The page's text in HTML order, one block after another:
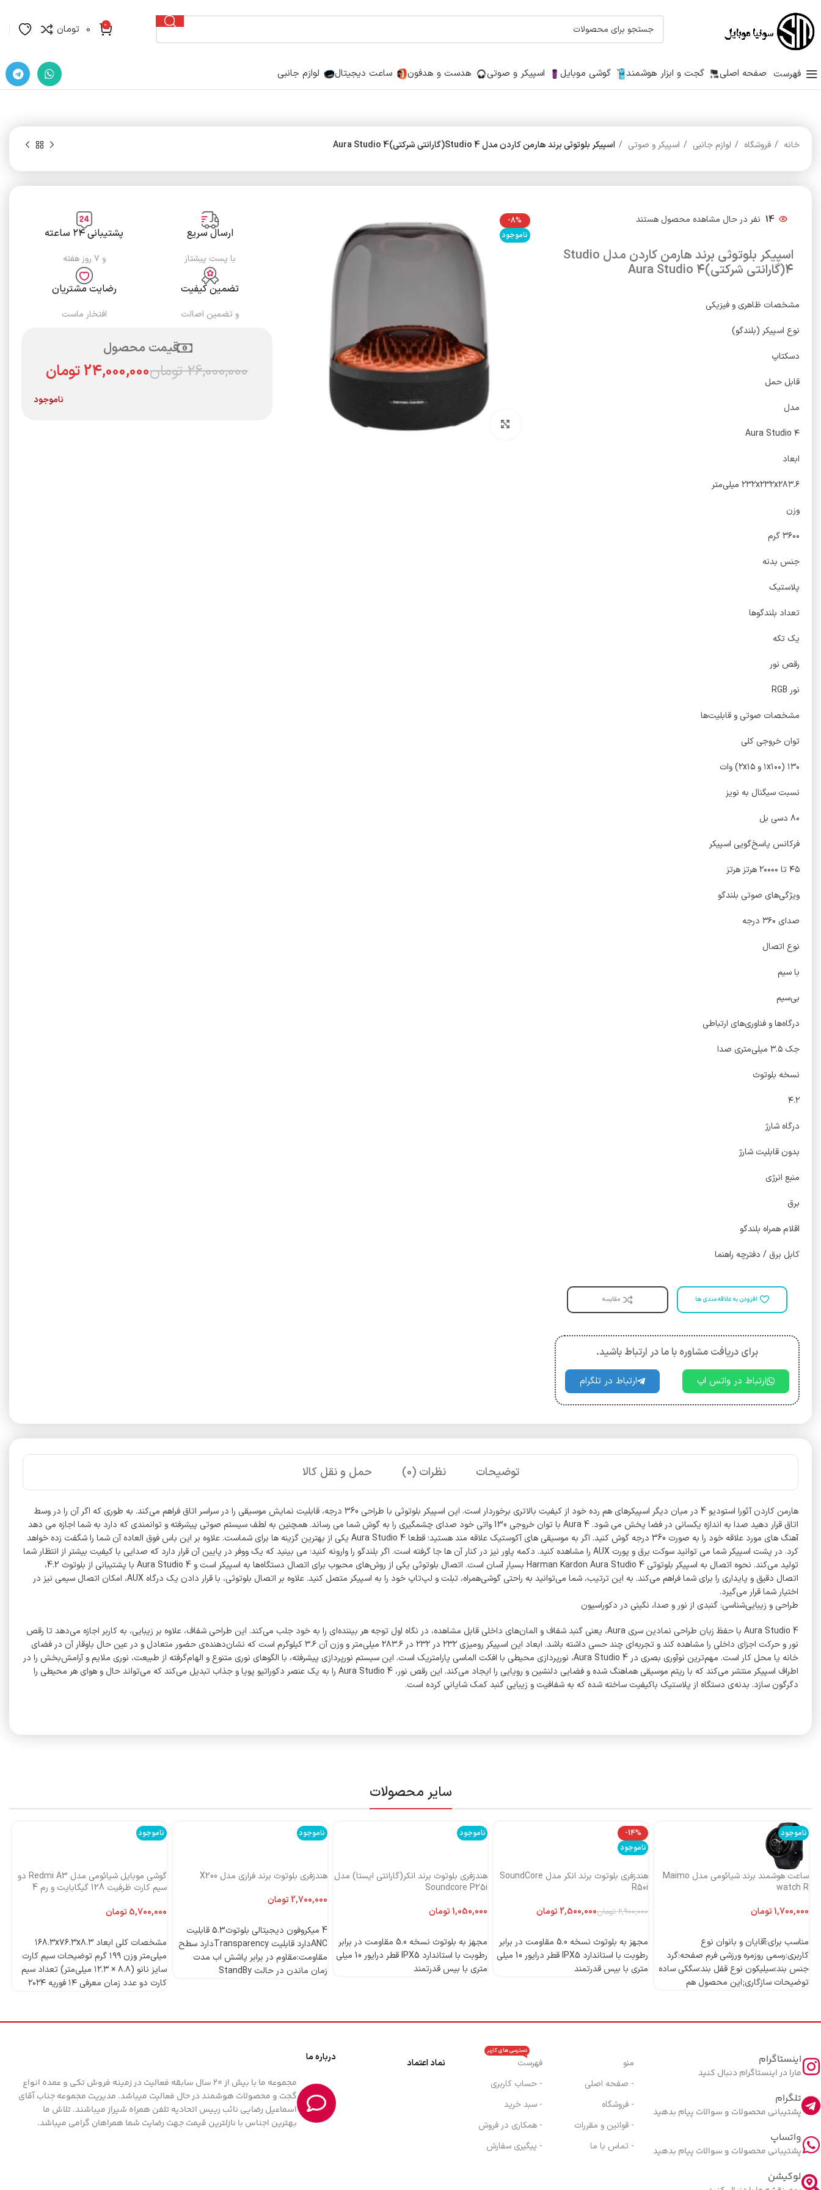
0
0 تومان
فهرست صفحه اصلی گجت و ابزار هوشمند گوشی موبایل اسپیکر و صوتی هدست و هدفون ساعت دیجیتال لوازم جانبی
خانه فروشگاه لوازم جانبی اسپیکر و صوتی اسپیکر بلوتوثی برند هارمن کاردن مدل Studio 4(گارانتی شرکتی)Aura Studio 4
14 نفر در حال مشاهده محصول هستند
اسپیکر بلوتوثی برند هارمن کاردن مدل Studio
4(گارانتی شرکتی)Aura Studio 4
مشخصات ظاهری و فیزیکی
نوع اسپیکر (بلندگو)
دسکتاپ
قابل حمل
مدل
Aura Studio ۴
ابعاد
۲۳۲x۲۳۲x۲۸۳.۶ میلی‌متر
وزن
۳۶۰۰ گرم
جنس بدنه
پلاستیک
تعداد بلندگوها
یک تکه
رقص نور
نور RGB
مشخصات صوتی و قابلیت‌ها
توان خروجی کلی
۱۳۰ (۱x۱۰۰ و ۲x۱۵) وات
نسبت سیگنال به نویز
۸۰ دسی بل
فرکانس پاسخ‌گویی اسپیکر
۴۵ تا ۲۰۰۰۰ هرتز هرتز
ویژگی‌های صوتی بلندگو
صدای ۳۶۰ درجه
نوع اتصال
با سیم
بی‌سیم
درگاه‌ها و فناوری‌های ارتباطی
جک ۳.۵ میلی‌متری صدا
نسخه‌ بلوتوث
۴.۲
درگاه شارژ
بدون قابلیت شارژ
منبع انرژی
برق
اقلام همراه بلندگو
کابل برق / دفترچه راهنما
افزودن به علاقه مندی ها مقایسه
برای دریافت مشاوره با ما در ارتباط باشید.
ارتباط در واتس اپ ارتباط در تلگرام
-8%
ناموجود
برای بزرگنمایی کلیک کنید
ارسال سریع
با پست پیشتاز
پشتیبانی ۲۴ ساعته
و ۷ روز هفته
تضمین کیفیت
و تضمین اصالت
رضایت مشتریان
افتخار ماست
قیمت محصول
26,000,000تومان24,000,000تومان
ناموجود
توضیحات نظرات (0) حمل و نقل کالا
هارمن کاردن آئورا استودیو 4 در میان دیگر اسپیکرهای هم رده خود از کیفیت بالاتری برخوردار است. این اسپیکر بلوتوثی با طراحی 360 درجه، قابلیت نمایش موسیقی را در سراسر اتاق فراهم می‌کند. به طوری که اگر آن را در وسط
اتاق قرار دهید صدا به اندازه یکسانی در فضا پخش می شود. Aura 4 با توان خروجی 130 واتی خود صدای چشمگیری را به گوش شما می رساند. همچنین به لطف سیستم صوتی پیشرفته و توانمندی که دارد به شما اجازه می دهد
آهنگ های مورد علاقه خود را به صورت 360 درجه گوش کنید. اگر به موسیقی های آکوستیک علاقه مند هستید؛ قطعا Aura Studio 4 یکی از بهترین گزینه ها برای شماست. علاوه بر این باس فوق العاده آن شما را شگفت زده خواهد
کرد. در پشت اسپیکر شما می توانید سوکت برق و پورت AUX را مشاهده کنید. دکمه پاور نیز در کنار آن ها جا گرفته است. اگر بلندگو را وارونه کنید؛ می بینید که یک ووفر در پایین آن قرار دارد که صدایی با کیفیت بیشتر از انتظار شما
تولید می‌کند. نحوه اتصال به اسپیکر بلوتوثی Harman Kardon Aura Studio 4 بسیار آسان است. اتصال بلوتوثی یکی از روش‌های محبوب برای اتصال دستگاه‌ها به اسپیکر است و Aura Studio 4 با پشتیبانی از بلوتوث 4.2،
اتصال دقیق و پایداری را برای شما فراهم می‌کند. به این ترتیب، شما می‌توانید به راحتی گوشی‌همراه، تبلت و لپ‌تاپ خود را به اسپیکر متصل کنید. علاوه بر اتصال بلوتوثی، با قرار دادن یک درگاه AUX، امکان اتصال سیمی نیز در
اختیار شما قرار می‌گیرد.
طراحی و زیبایی‌شناسی: گنبدی از نور و صدا، نگینی در دکوراسیون
Aura Studio 4 با حفظ زبان طراحی نمادین سری Aura، یعنی گنبد شفاف و المان‌های داخلی قابل مشاهده، در نگاه اول توجه هر بیننده‌ای را به خود جلب می‌کند. این طراحی شفاف، علاوه بر زیبایی، به کاربر اجازه می‌دهد تا رقص
نور و حرکت اجزای داخلی را مشاهده کند و تجربه‌ای چند حسی داشته باشد. ابعاد این اسپیکر رومیزی ۲۳۲ در ۲۳۲ در ۲۸۳.۶ میلی‌متر و وزن آن ۳.۶ کیلوگرم است که نشان‌دهنده‌ی حضور متعادل و در عین حال باوقار آن در فضای
خانه یا محل کار است. مهم‌ترین نوآوری بصری در Aura Studio 4، نورپردازی محیطی با افکت الماسی پارامتریک است. این سیستم نورپردازی پیشرفته، با الگوهای نوری متنوع و الهام‌گرفته از طبیعت، نوری ملایم و آرامش‌بخش را در
اطراف اسپیکر منتشر می‌کند که با ریتم موسیقی هماهنگ شده و فضایی دلنشین و رویایی را ایجاد می‌کند. این رقص نور، Aura Studio 4 را به یک عنصر دکوراتیو پویا و جذاب تبدیل می‌کند که می‌تواند حال و هوای هر محیطی را
دگرگون سازد. بدنه‌ی دستگاه از پلاستیک باکیفیت ساخته شده که به شفافیت و زیبایی گنبد کمک شایانی کرده است.
سایر محصولات
ناموجود
ساعت هوشمند برند شیائومی مدل Maimo
watch R
تومان
مناسب برای:آقایان و بانوان نوع
کاربری:رسمی روزمره ورزشی فرم صفحه:گرد
جنس بند:سیلیکون نوع قفل بند:سگکی ساده
توضیحات سازگاری;این محصول هم
-14%
ناموجود
هندزفری بلوتوث برند انکر مدل SoundCore
R50i
2,900,000 تومان2,500,000تومان
مجهز به بلوتوث نسخه 5.0 مقاومت در برابر
رطوبت با استاندارد IPX5 قطر درایور 10 میلی
متری با بیس قدرتمند
ناموجود
هندزفری بلوتوث برند انکر(گارانتی ایستا) مدل
Soundcore P25i
تومان
مجهز به بلوتوث نسخه 5.0 مقاومت در برابر
رطوبت با استاندارد IPX5 قطر درایور 10 میلی
متری با بیس قدرتمند
ناموجود
هندزفری بلوتوث برند فراری مدل X200
تومان
4 میکروفون دیجیتالی بلوتوث5.3 قابلیت
ANCدارد قابلیت Transparencyدارد سطح
مقاومت:مقاوم در برابر پاشش اب مدت
زمان ماندن در حالت StandBy
ناموجود
گوشی موبایل شیائومی مدل Redmi A3 دو
سیم کارت ظرفیت 128 گیگابایت و رم 4
تومان
مشخصات کلی ابعاد ۱۶۸.۳x۷۶.۳x۸.۳
میلی‌متر وزن ۱۹۹ گرم توضیحات سیم کارت
سایز نانو (۸.۸ × ۱۲.۳ میلی‌متر) تعداد سیم
کارت دو عدد زمان معرفی ۱۴ فوریه ۲۰۲۴
nm) پردازنده‌ مرکزی Octa-core (۴x۲.۲
GE۸۳۲۰ حافظه حافظه داخلی ۱۲۸ گیگابایت
مقدار RAM ۴ گیگابایت پشتیبانی از کارت
حافظه microSD استاندارد کارت حافظه
microSDXC توضیحات کارت حافظه جانبی
دارای اسلات مجزا صفحه نمایش فناوری
اینستاگرام
مارا در اینستاگرام دنبال کنید
تلگرام
پشتیبانی محصولات و سوالات پیام بدهید
واتساپ
پشتیبانی محصولات و سوالات پیام بدهید
لوکیشن
منو
- صفحه اصلی
- فروشگاه
- قوانین و مقررات
- تماس با ما
فهرست
دسترسی های کاربر
- حساب کاربری
- سبد خرید
- همکاری در فروش
- پیگیری سفارش
نماد اعتماد درباره ما
مجموعه ما با بیش از 20 سال سابقه فعالیت در زمینه فروش تکی و عمده انواع
گجت و محصولات هوشمند در حال فعالیت میباشد. مدیریت مجموعه جناب آقای
اسماعیل رضایی نائب رییس اتحادیه تلفن همراه شیراز میباشند. تلاش ما
بهترین اجناس با نازلترین قیمت جهت رضایت شما همراهان گرامی میباشد.
واتس آپ